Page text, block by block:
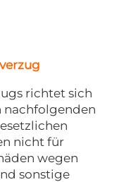
richtet sich
nachfolgenden
nicht für
wegen
sonstige